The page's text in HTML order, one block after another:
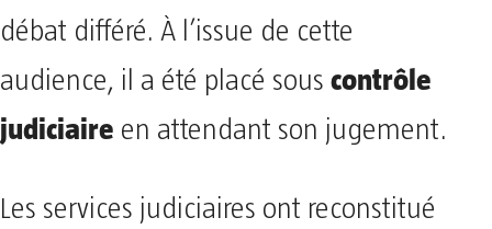
débat différé. À l’issue de cette
audience, il a été placé sous contrôle
judiciaire en attendant son jugement.
Les services judiciaires ont reconstitué